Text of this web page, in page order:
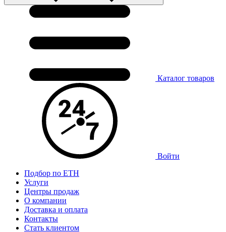
Каталог товаров
Войти
Подбор по ЕТН
Услуги
Центры продаж
О компании
Доставка и оплата
Контакты
Стать клиентом